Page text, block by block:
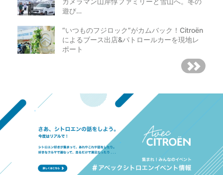
遊び…
“いつものフジロック”がカムバック！Citroën
によるブース出店&パトロールカーを現地レ
ポート